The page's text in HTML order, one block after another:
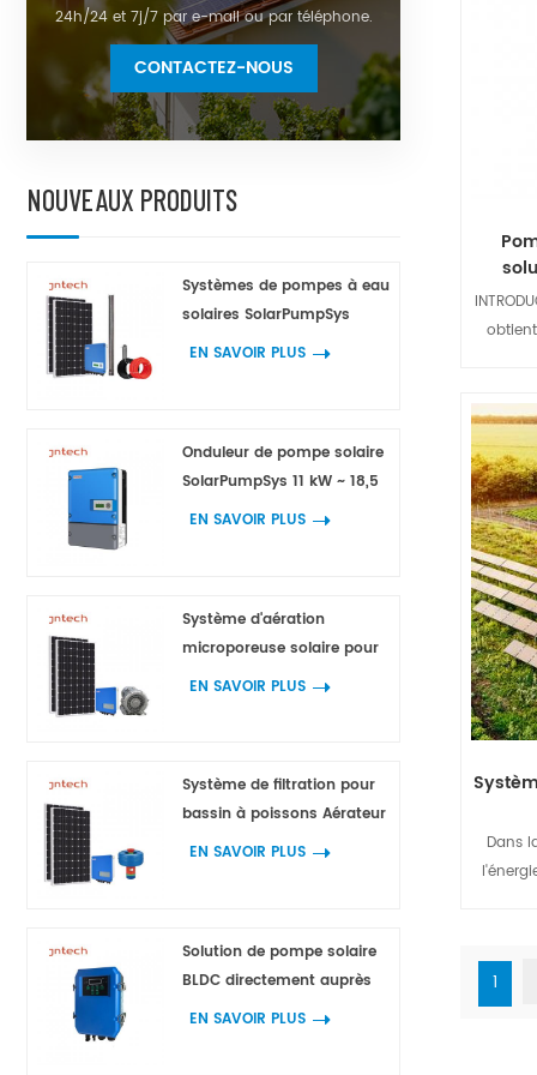
24h/24 et 7j/7 par e-mail ou par téléphone.
CONTACTEZ-NOUS
NOUVEAUX PRODUITS
Systèmes de pompes à eau
solaires SolarPumpSys
EN SAVOIR PLUS
Onduleur de pompe solaire
SolarPumpSys 11 kW ~ 18,5
kW
EN SAVOIR PLUS
Système d'aération
microporeuse solaire pour
l'aquaculture
EN SAVOIR PLUS
Système de filtration pour
bassin à poissons Aérateur
de fontaine 750 W 1 100 W 1
EN SAVOIR PLUS
Solution de pompe solaire
BLDC directement auprès
des fabricants
EN SAVOIR PLUS
ajuster
Dans
non
1